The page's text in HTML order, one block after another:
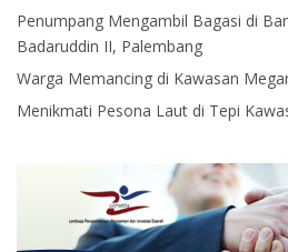
Penumpang Mengambil Bagasi di
Badaruddin II, Palembang
Warga Memancing di Kawasan
Menikmati Pesona Laut di Tepi